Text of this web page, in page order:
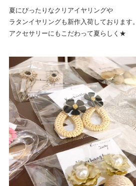
夏にぴったりなクリアイヤリングや
ラタンイヤリングも新作入荷しております。
アクセサリーにもこだわって夏らしく★